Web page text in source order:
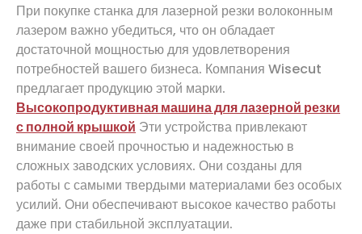
При покупке станка для лазерной резки волоконным
лазером важно убедиться, что он обладает
достаточной мощностью для удовлетворения
потребностей вашего бизнеса. Компания Wisecut
предлагает продукцию этой марки.
Высокопродуктивная машина для лазерной резки
с полной крышкой Эти устройства привлекают
внимание своей прочностью и надежностью в
сложных заводских условиях. Они созданы для
работы с самыми твердыми материалами без особых
усилий. Они обеспечивают высокое качество работы
даже при стабильной эксплуатации.